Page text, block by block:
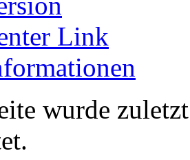
Link
wurde